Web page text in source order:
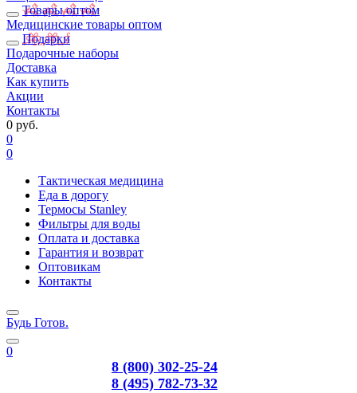
Товары оптом
Медицинские товары оптом
Подарки
Подарочные наборы
Доставка
Как купить
Акции
Контакты
0 руб.
0
0
Тактическая медицина
Еда в дорогу
Термосы Stanley
Фильтры для воды
Оплата и доставка
Гарантия и возврат
Оптовикам
Контакты
Будь Готов.
0
8 (800) 302-25-24
8 (495) 782-73-32